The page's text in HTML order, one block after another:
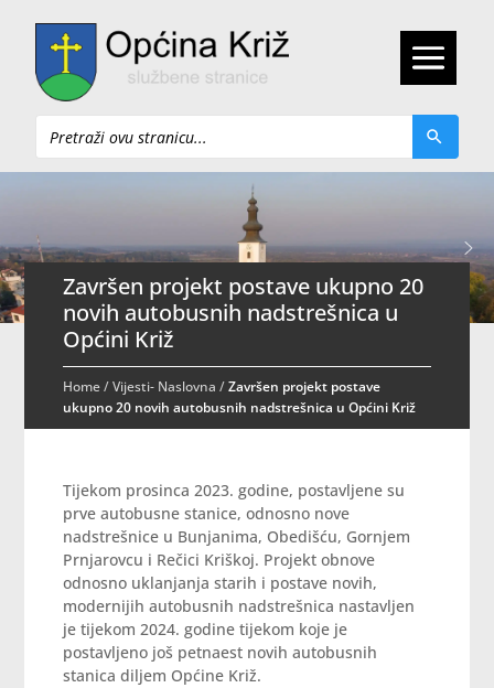
Pretraži
Završen projekt postave ukupno 20
novih autobusnih nadstrešnica u
Općini Križ
Home/Vijesti- Naslovna /Završen projekt postave
ukupno 20 novih autobusnih nadstrešnica u Općini Križ
Tijekom prosinca 2023. godine, postavljene su
prve autobusne stanice, odnosno nove
nadstrešnice u Bunjanima, Obedišću, Gornjem
Prnjarovcu i Rečici Kriškoj. Projekt obnove
odnosno uklanjanja starih i postave novih,
modernijih autobusnih nadstrešnica nastavljen
je tijekom 2024. godine tijekom koje je
postavljeno još petnaest novih autobusnih
stanica diljem Općine Križ.